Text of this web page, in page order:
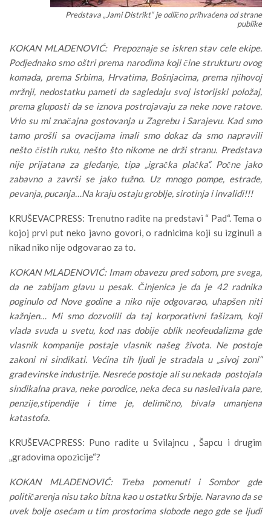
Predstava „Jami Distrikt“ je odlično prihvaćena od strane
publike
KOKAN MLADENOVIĆ: Prepoznaje se iskren stav cele ekipe.
Podjednako smo oštri prema narodima koji čine strukturu ovog
komada, prema Srbima, Hrvatima, Bošnjacima, prema njihovoj
mržnji, nedostatku pameti da sagledaju svoj istorijski položaj,
prema gluposti da se iznova postrojavaju za neke nove ratove.
Vrlo su mi značajna gostovanja u Zagrebu i Sarajevu. Kad smo
tamo prošli sa ovacijama imali smo dokaz da smo napravili
nešto čistih ruku, nešto što nikome ne drži stranu. Predstava
nije prijatana za gledanje, tipa „igračka plačka“. Počne jako
zabavno a završi se jako tužno. Uz mnogo pompe, estrade,
pevanja, pucanja…Na kraju ostaju groblje, sirotinja i invalidi!!!
KRUŠEVACPRESS: Trenutno radite na predstavi “ Pad“. Tema o
kojoj prvi put neko javno govori, o radnicima koji su izginuli a
nikad niko nije odgovarao za to.
KOKAN MLADENOVIĆ: Imam obavezu pred sobom, pre svega,
da ne zabijam glavu u pesak. Činjenica je da je 42 radnika
poginulo od Nove godine a niko nije odgovarao, uhapšen niti
kažnjen… Mi smo dozvolili da taj korporativni fašizam, koji
vlada svuda u svetu, kod nas dobije oblik neofeudalizma gde
vlasnik kompanije postaje vlasnik našeg života. Ne postoje
zakoni ni sindikati. Većina tih ljudi je stradala u „sivoj zoni“
građevinske industrije. Nesreće postoje ali su nekada postojala
sindikalna prava, neke porodice, neka deca su nasleđivala pare,
penzije,stipendije i time je, delimično, bivala umanjena
katastofa.
KRUŠEVACPRESS: Puno radite u Svilajncu , Šapcu i drugim
„gradovima opozicije“?
KOKAN MLADENOVIĆ: Treba pomenuti i Sombor gde
političarenja nisu tako bitna kao u ostatku Srbije. Naravno da se
uvek bolje osećam u tim prostorima slobode nego gde se ljudi